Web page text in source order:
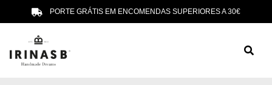
PORTE GRÁTIS EM ENCOMENDAS SUPERIORES A 30€